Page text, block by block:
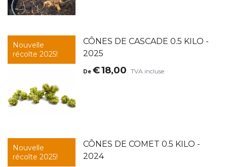
Nouvelle
récolte 2025!
CÔNES DE CASCADE 0.5 KILO -
2025
De €18,00 TVA incluse
Nouvelle
récolte 2025!
CÔNES DE COMET 0.5 KILO -
2024